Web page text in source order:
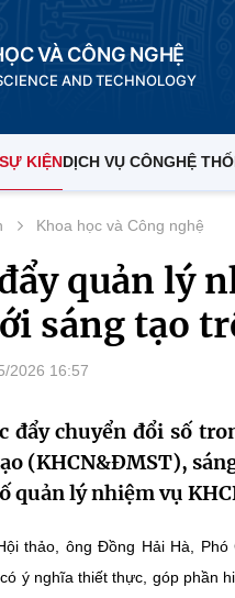
VÀ CÔNG NGHỆ
AND TECHNOLOGY
KIỆNDỊCH VỤ CÔNGHỆ
Khoa học và Công nghệ
quản lý
sáng tạo
2026 16:57
đẩy chuyển đổi số
(KHCN&ĐMST),
quản lý nhiệm vụ
thảo, ông Đồng Hải Hà,
ý nghĩa thiết thực, góp phần